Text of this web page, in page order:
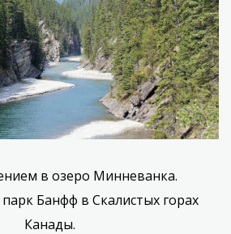
в озеро Минневанка.
Банфф в Скалистых горах
Канады.